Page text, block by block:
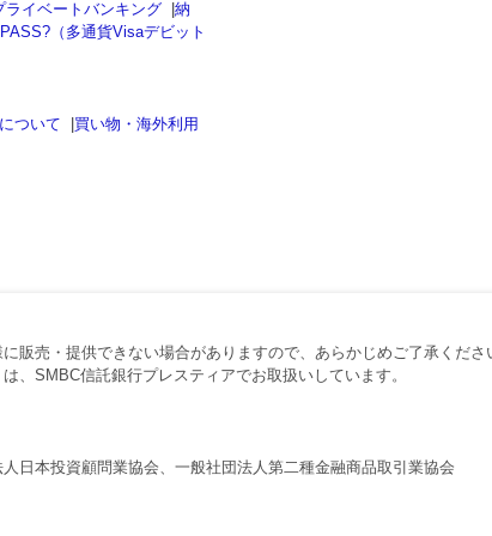
ライベートバンキング |納
（多通貨Visaデビット
ついて |買い物・海外利用
販売・提供できない場合がありますので、あらかじめご了承くださ
、SMBC信託銀行プレスティアでお取扱いしています。
日本投資顧問業協会、一般社団法人第二種金融商品取引業協会